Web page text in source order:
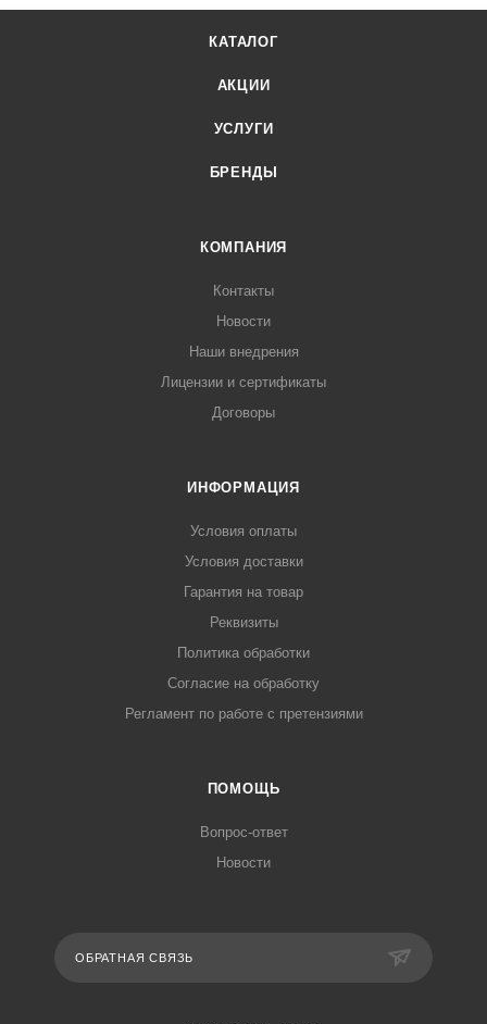
КАТАЛОГ
АКЦИИ
УСЛУГИ
БРЕНДЫ
КОМПАНИЯ
Контакты
Новости
Наши внедрения
Лицензии и сертификаты
Договоры
ИНФОРМАЦИЯ
Условия оплаты
Условия доставки
Гарантия на товар
Реквизиты
Политика обработки
Согласие на обработку
Регламент по работе с претензиями
ПОМОЩЬ
Вопрос-ответ
Новости
ОБРАТНАЯ СВЯЗЬ